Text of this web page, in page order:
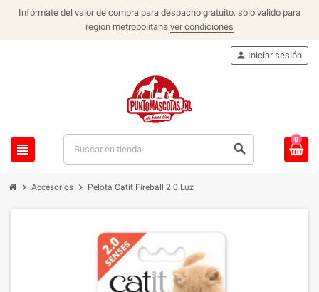
Infórmate del valor de compra para despacho gratuito, solo valido para
region metropolitana ver condiciones
view_headline search
person Iniciar sesión
0
chevron_right Accesorios chevron_right Pelota Catit Fireball 2.0 Luz